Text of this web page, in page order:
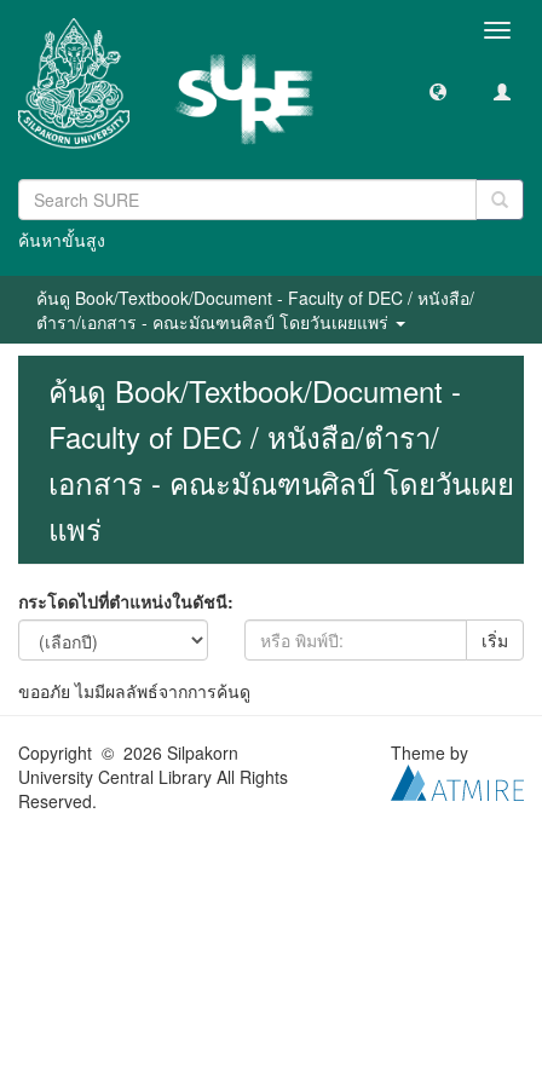
ค้นหาขั้นสูง
ค้นดู Book/Textbook/Document - Faculty of DEC / หนังสือ/
ตำรา/เอกสาร - คณะมัณฑนศิลป์ โดยวันเผยแพร่
ค้นดู Book/Textbook/Document -
Faculty of DEC / หนังสือ/ตำรา/
เอกสาร - คณะมัณฑนศิลป์ โดยวันเผย
แพร่
กระโดดไปที่ตำแหน่งในดัชนี:
เริ่ม
ขออภัย ไมมีผลลัพธ์จากการค้นดู
Copyright © 2026 Silpakorn
University Central Library All Rights
Reserved.
Theme by